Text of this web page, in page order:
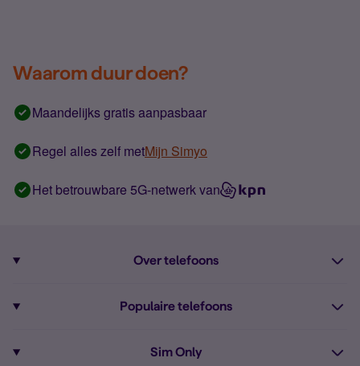
Waarom duur doen?
Maandelijks gratis aanpasbaar
Regel alles zelf metMijn Simyo
Het betrouwbare 5G-netwerk van
Over telefoons
Alle telefoons
Populaire telefoons
Sim Only